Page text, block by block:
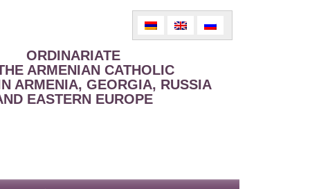
ORDINARIATE
ARMENIAN CATHOLIC
ARMENIA, GEORGIA, RUSSIA
EASTERN EUROPE